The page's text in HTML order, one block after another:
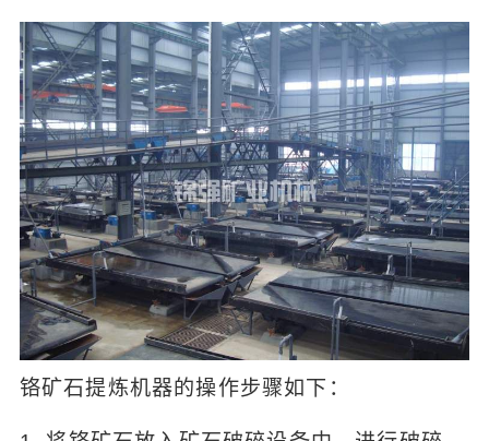
铬矿石提炼机器的操作步骤如下：